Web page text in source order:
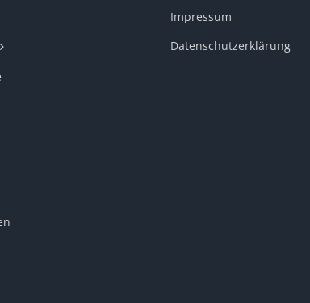
Impressum
Datenschutzerklärung